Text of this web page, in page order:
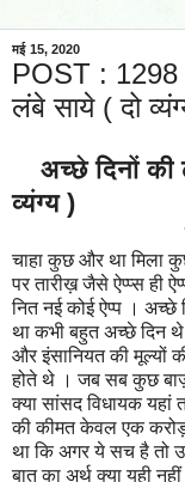
मई 15, 2020
POST : 1298
लंबे साये ( दो
अच्छे दिनों की
व्यंग्य )
डॉ लोक
चाहा कुछ और था मिला
पर तारीख़ जैसे ऐप्प्स ही
नित नई कोई ऐप्प । अच्छे
था कभी बहुत अच्छे दिन
और इंसानियत की मूल्यों
होते थे । जब सब कुछ
क्या सांसद विधायक
की कीमत केवल एक
था कि अगर ये सच है तो
बात का अर्थ क्या यही